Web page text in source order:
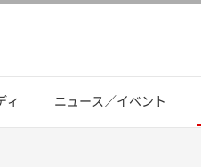
ィ ニュース／イベント